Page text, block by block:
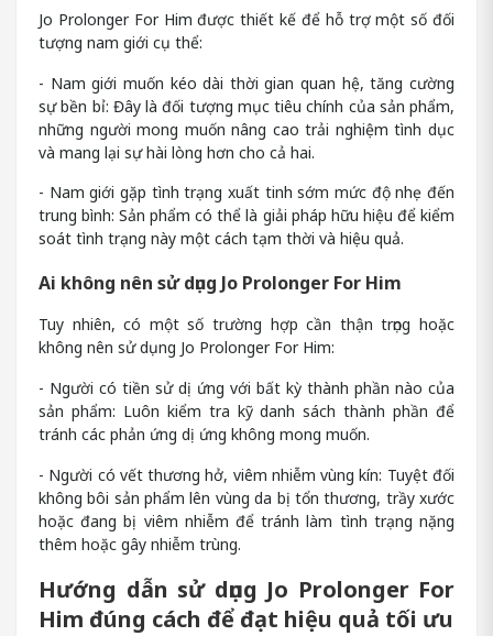
Jo Prolonger For Him được thiết kế để hỗ trợ một số đối
tượng nam giới cụ thể:
- Nam giới muốn kéo dài thời gian quan hệ, tăng cường
sự bền bỉ: Đây là đối tượng mục tiêu chính của sản phẩm,
những người mong muốn nâng cao trải nghiệm tình dục
và mang lại sự hài lòng hơn cho cả hai.
- Nam giới gặp tình trạng xuất tinh sớm mức độ nhẹ đến
trung bình: Sản phẩm có thể là giải pháp hữu hiệu để kiểm
soát tình trạng này một cách tạm thời và hiệu quả.
Ai không nên sử dụng Jo Prolonger For Him
Tuy nhiên, có một số trường hợp cần thận trọng hoặc
không nên sử dụng Jo Prolonger For Him:
- Người có tiền sử dị ứng với bất kỳ thành phần nào của
sản phẩm: Luôn kiểm tra kỹ danh sách thành phần để
tránh các phản ứng dị ứng không mong muốn.
- Người có vết thương hở, viêm nhiễm vùng kín: Tuyệt đối
không bôi sản phẩm lên vùng da bị tổn thương, trầy xước
hoặc đang bị viêm nhiễm để tránh làm tình trạng nặng
thêm hoặc gây nhiễm trùng.
Hướng dẫn sử dụng Jo Prolonger For
Him đúng cách để đạt hiệu quả tối ưu